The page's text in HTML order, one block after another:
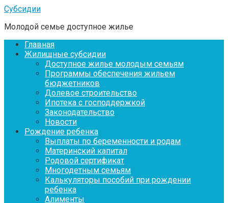
Перейти
контенту
Субсидии
Молодой семье доступное жилье
Главная
Жилищные субсидии
Доступное жилье молодым семьям
Программы обеспечения жильем
бюджетников
Долевое строительство
Ипотека с господдержкой
Законодательство
Новости
Рождение ребенка
Выплаты по беременности и родам
Материнский капитал
Родовой сертификат
Многодетным семьям
Калькуляторы пособий при рождении
ребенка
Алименты